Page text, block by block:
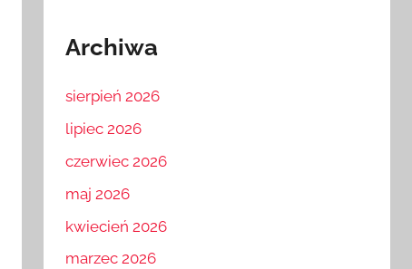
Archiwa
sierpień 2026
lipiec 2026
czerwiec 2026
maj 2026
kwiecień 2026
marzec 2026